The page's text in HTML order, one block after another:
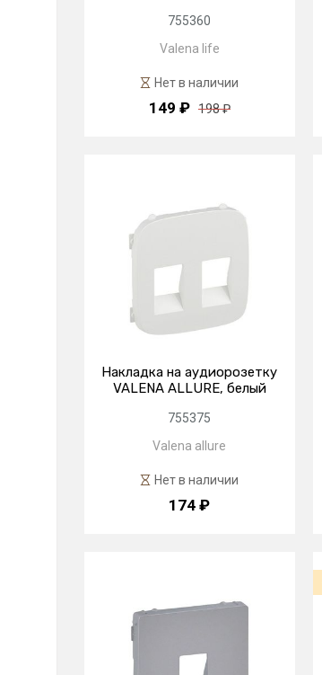
755360
Valena life
Нет в наличии
149 ₽ 198 ₽
Накладка на аудиорозетку
VALENA ALLURE, белый
755375
Valena allure
Нет в наличии
174 ₽